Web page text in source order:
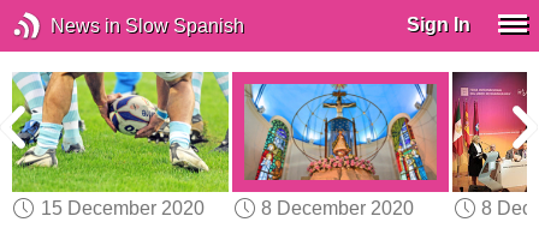
News in Slow Spanish Sign In
15 December 2020
8 December 2020
8